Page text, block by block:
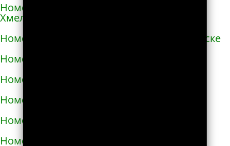
Номера телефонов такси в Переяславе-
Хмельницком
Номера телефонов такси в Першотравенске
Номера телефонов такси в Пирятине
Номера телефонов такси в Подгородном
Номера телефонов такси в Подольске
Номера телефонов такси в Покрове
Номера телефонов такси в Пологах